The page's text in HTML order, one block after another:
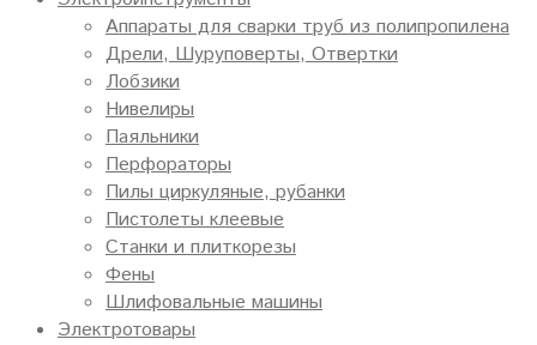
Аппараты для сварки труб из полипропилена
Дрели, Шуруповерты, Отвертки
Лобзики
Нивелиры
Паяльники
Перфораторы
Пилы циркуляные, рубанки
Пистолеты клеевые
Станки и плиткорезы
Фены
Шлифовальные машины
Электротовары